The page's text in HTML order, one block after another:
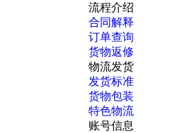
流程介绍
合同解释
订单查询
货物返修
物流发货
发货标准
货物包装
特色物流
账号信息